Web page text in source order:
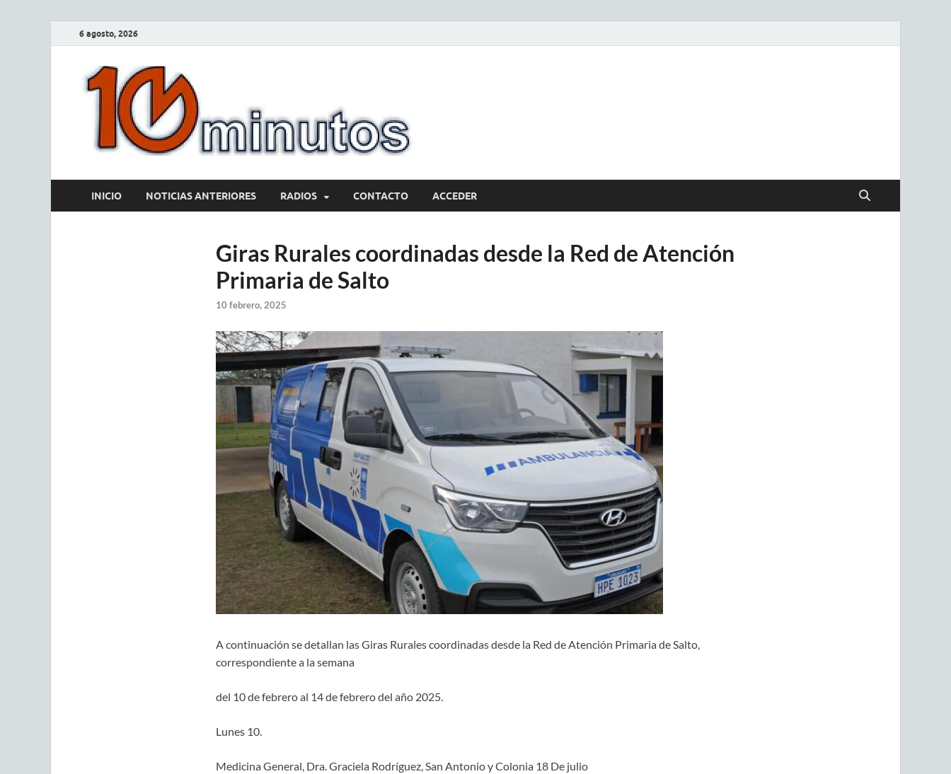
6 agosto, 2026
INICIO NOTICIAS ANTERIORES RADIOS CONTACTO ACCEDER
Giras Rurales coordinadas desde la Red de Atención
Primaria de Salto
10 febrero, 2025
A continuación se detallan las Giras Rurales coordinadas desde la Red de Atención Primaria de Salto,
correspondiente a la semana
del 10 de febrero al 14 de febrero del año 2025.
Lunes 10.
Medicina General, Dra. Graciela Rodríguez, San Antonio y Colonia 18 De julio